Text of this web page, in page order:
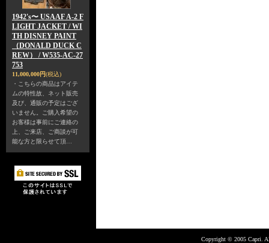
1942's〜 USAAF A-2 F
LIGHT JACKET / WI
TH DISNEY PAINT
（DONALD DUCK C
REW） / W535-AC-27
753
11,000,000円(税込)
・こちらの商品はアイテ
ムの特性故、ネット販売
及び、通販の予定はござ
いません。ご購入希望の
お客様は事前にご連絡の
上、ご来店、ご商談が可
能な方と限らせて頂…
Copyright © 2005 Capri.